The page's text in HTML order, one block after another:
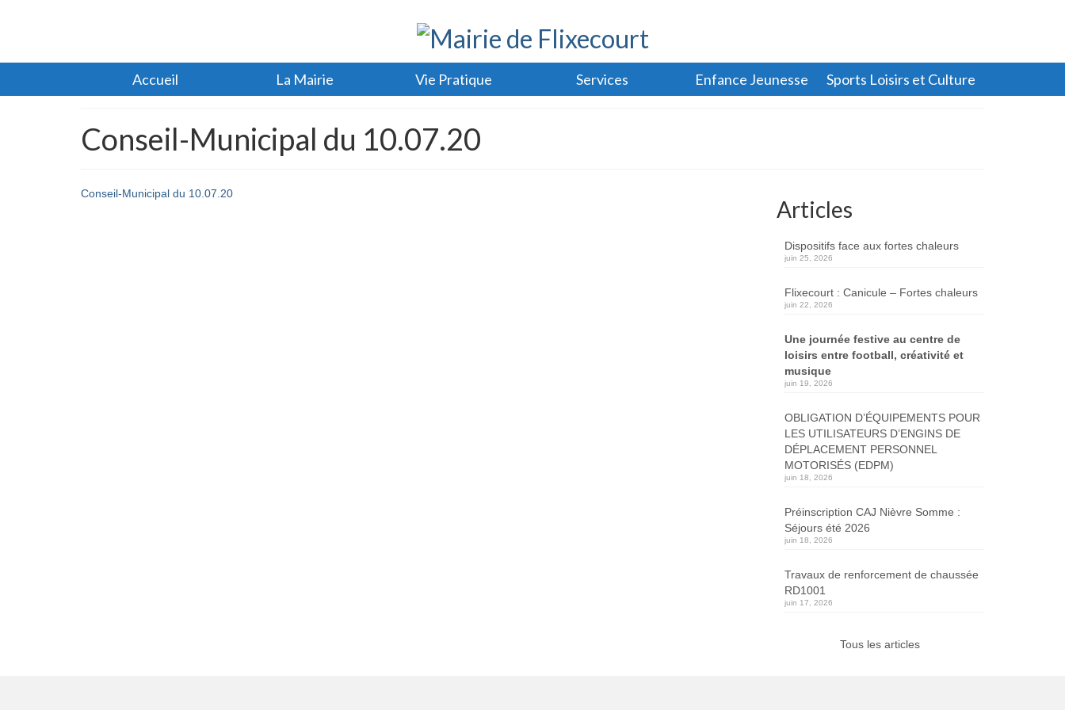
Accueil La Mairie Vie Pratique Services Enfance Jeunesse Sports Loisirs et Culture
Conseil-Municipal du 10.07.20
Conseil-Municipal du 10.07.20
Articles
Dispositifs face aux fortes chaleurs
juin 25, 2026
Flixecourt : Canicule – Fortes chaleurs
juin 22, 2026
Une journée festive au centre de
loisirs entre football, créativité et
musique
juin 19, 2026
OBLIGATION D’ÉQUIPEMENTS POUR
LES UTILISATEURS D’ENGINS DE
DÉPLACEMENT PERSONNEL
MOTORISÉS (EDPM)
juin 18, 2026
Préinscription CAJ Nièvre Somme :
Séjours été 2026
juin 18, 2026
Travaux de renforcement de chaussée
RD1001
juin 17, 2026
Tous les articles